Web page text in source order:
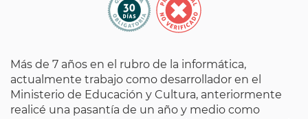
Más de 7 años en el rubro de la informática,
actualmente trabajo como desarrollador en el
Ministerio de Educación y Cultura, anteriormente
realicé una pasantía de un año y medio como